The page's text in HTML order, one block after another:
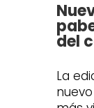
del
La